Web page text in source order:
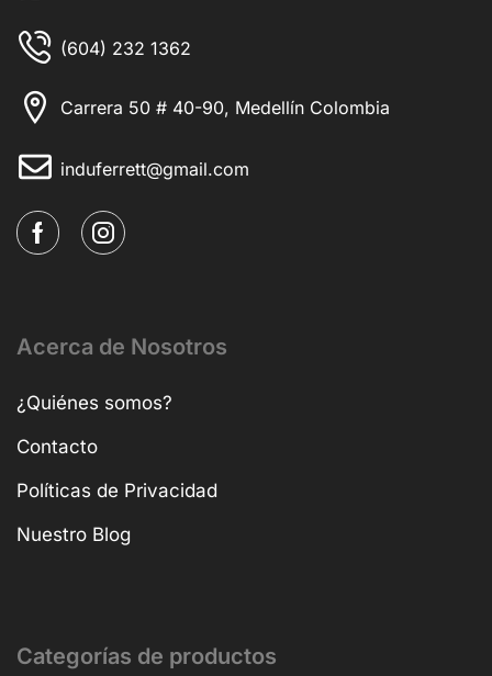
(604) 232 1362
Carrera 50 # 40-90, Medellín Colombia
induferrett@gmail.com
Acerca de Nosotros
¿Quiénes somos?
Contacto
Políticas de Privacidad
Nuestro Blog
Categorías de productos